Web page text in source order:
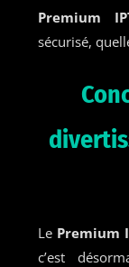
Premium
sécurisé,
Le Premium
c’est